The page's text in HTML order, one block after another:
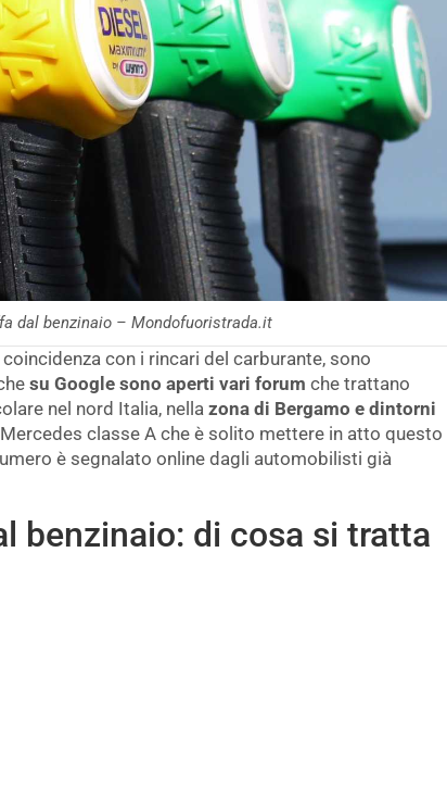
dal benzinaio – Mondofuoristrada.it
con i rincari del carburante, sono
su Google sono aperti vari forum che trattano
nel nord Italia, nella zona di Bergamo e dintorni
classe A che è solito mettere in atto questo
è segnalato online dagli automobilisti già
benzinaio: di cosa si tratta